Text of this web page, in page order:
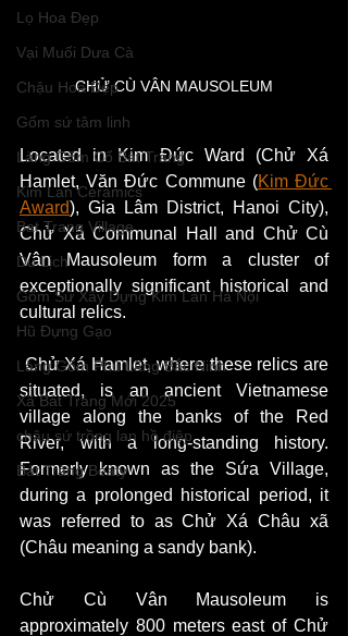
Lọ Hoa Đẹp
Vại Muối Dưa Cà
Chậu Hoa Đẹp
Gốm sứ tâm linh
Làng Gốm Cổ Bát Tràng
Kim Lan Ceramics
Bat Trang Village
Du Lịch
Gốm Sứ Xây Dựng Kim Lan Hà Nội
Hũ Đựng Gạo
Làng Gốm Phù Lãng Bắc Ninh
Xã Bát Tràng Mới 2025
chậu sứ trồng lan hồ điệp
Bát Tràng Beaty
CHỬ CÙ VÂN MAUSOLEUM
Located in Kim Đức Ward (Chử Xá
Hamlet, Văn Đức Commune (Kim Đức
Award), Gia Lâm District, Hanoi City),
Chử Xá Communal Hall and Chử Cù
Vân Mausoleum form a cluster of
exceptionally significant historical and
cultural relics.
situated, is an ancient Vietnamese
village along the banks of the Red
River, with a long-standing history.
Formerly known as the Sứa Village,
during a prolonged historical period, it
was referred to as Chử Xá Châu xã
(Châu meaning a sandy bank).
Chử Cù Vân Mausoleum is
approximately 800 meters east of Chử